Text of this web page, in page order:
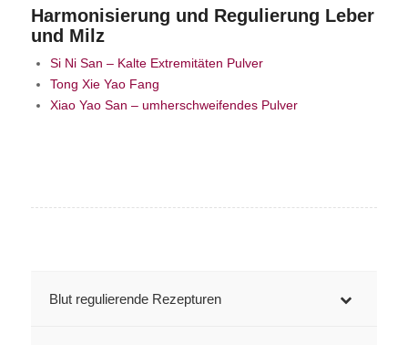
Harmonisierung und Regulierung Leber
und Milz
Si Ni San – Kalte Extremitäten Pulver
Tong Xie Yao Fang
Xiao Yao San – umherschweifendes Pulver
Blut regulierende Rezepturen